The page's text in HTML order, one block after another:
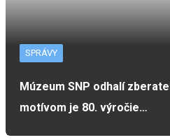
SPRÁVY
Múzeum SNP odhalí
motívom je 80. výročie…